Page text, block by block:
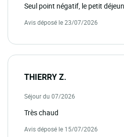
Seul point négatif, le petit
Avis déposé le 23/07/2026
THIERRY Z.
Séjour du 07/2026
Très chaud
Avis déposé le 15/07/2026